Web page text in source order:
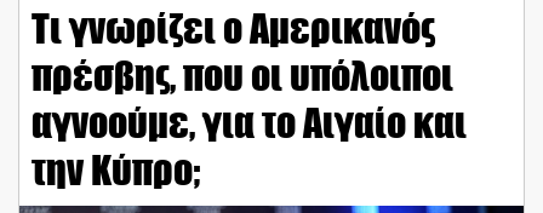
Τι γνωρίζει ο Αμερικανός
πρέσβης, που οι υπόλοιποι
αγνοούμε, για το Αιγαίο και
την Κύπρο;